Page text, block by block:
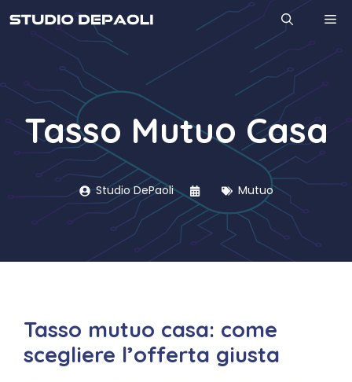
al
contenuto
Tasso Mutuo Casa
Studio DePaoli Mutuo
Tasso mutuo casa: come
scegliere l’offerta giusta